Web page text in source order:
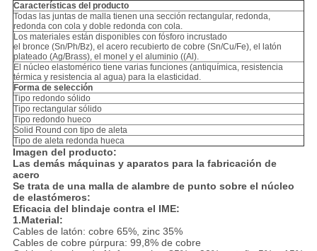
Características del producto
Todas las juntas de malla tienen una sección rectangular, redonda,
redonda con cola y doble redonda con cola.
Los materiales están disponibles con fósforo incrustado
el bronce (Sn/Ph/Bz), el acero recubierto de cobre (Sn/Cu/Fe), el latón
plateado (Ag/Brass), el monel y el aluminio ((Al).
El núcleo elastomérico tiene varias funciones (antiquímica, resistencia
térmica y resistencia al agua) para la elasticidad.
Forma de selección
Tipo redondo sólido
Tipo rectangular sólido
Tipo redondo hueco
Solid Round con tipo de aleta
Tipo de aleta redonda hueca
Imagen del producto:
Las demás máquinas y aparatos para la fabricación de
acero
Se trata de una malla de alambre de punto sobre el núcleo
de elastómeros:
Eficacia del blindaje contra el IME:
1.Material:
Cables de latón: cobre 65%, zinc 35%
Cables de cobre púrpura: 99,8% de cobre